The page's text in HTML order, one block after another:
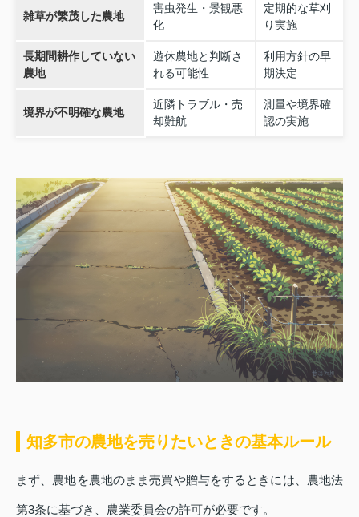
雑草が繁茂した農地
害虫発生・景観悪
化
定期的な草刈
り実施
長期間耕作していない
農地
遊休農地と判断さ
れる可能性
利用方針の早
期決定
境界が不明確な農地
近隣トラブル・売
却難航
測量や境界確
認の実施
知多市の農地を売りたいときの基本ルール
まず、農地を農地のまま売買や贈与をするときには、農地法
第3条に基づき、農業委員会の許可が必要です。